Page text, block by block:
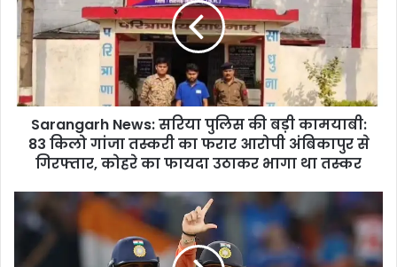
पुलिस
की
बड़ी
कामयाबी:
83
किलो
गांजा
तस्करी
अंबिकापुर
गिरफ्तार,
Sarangarh News: सरिया पुलिस की बड़ी कामयाबी:
83 किलो गांजा तस्करी का फरार आरोपी अंबिकापुर से
गिरफ्तार, कोहरे का फायदा उठाकर भागा था तस्कर
Abhishek
Sharma
: '0'